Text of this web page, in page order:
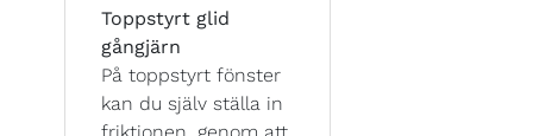
Toppstyrt glid
gångjärn
På toppstyrt fönster
kan du själv ställa in